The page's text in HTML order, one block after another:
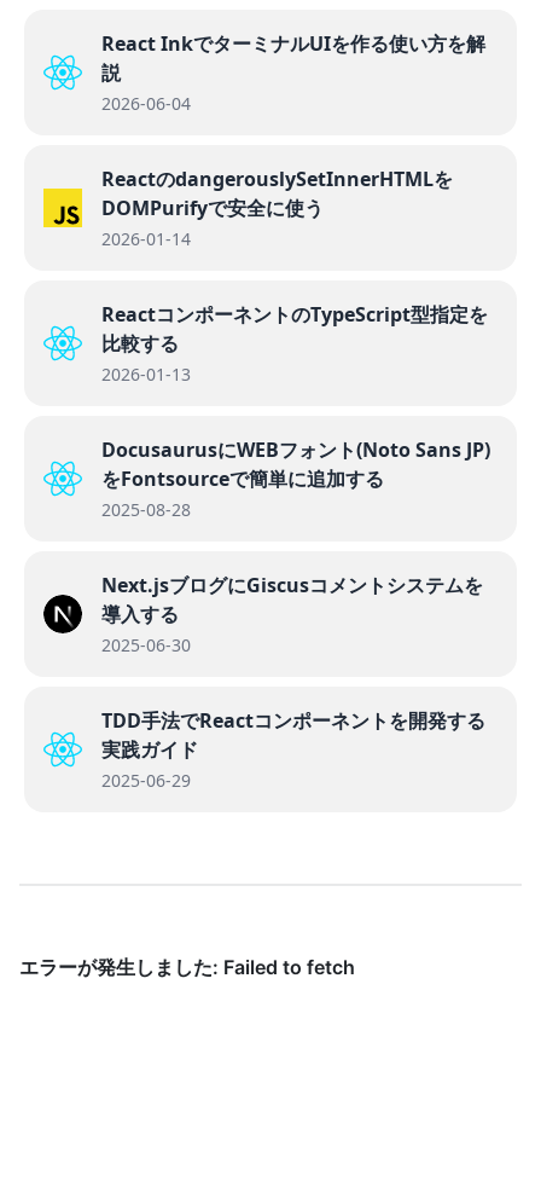
React InkでターミナルUIを作る使い方を解
説
2026-06-04
ReactのdangerouslySetInnerHTMLを
DOMPurifyで安全に使う
2026-01-14
ReactコンポーネントのTypeScript型指定を
比較する
2026-01-13
DocusaurusにWEBフォント(Noto Sans JP)
をFontsourceで簡単に追加する
2025-08-28
Next.jsブログにGiscusコメントシステムを
導入する
2025-06-30
TDD手法でReactコンポーネントを開発する
実践ガイド
2025-06-29